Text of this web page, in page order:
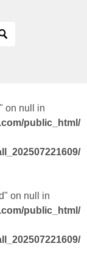
on null in
public_html/
on null in
public_html/